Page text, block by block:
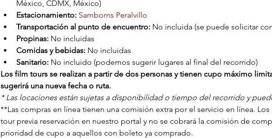
México, CDMX, México)
Estacionamiento: Samborns Peralvillo
Transportación al punto de encuentro: No incluida (se puede solicitar
Propinas: No incluidas
Comidas y bebidas: No incluidas
Sanitario: No incluido (podemos sugerir lugares al final del recorrido)
Los film tours se realizan a partir de dos personas y tienen cupo máximo
sugerirá una nueva fecha o ruta.
* Las locaciones están sujetas a disponibilidad o tiempo del recorrido y
**Las compras en línea tienen una comisión extra por el servicio en línea.
tour previa reservación en nuestro portal y no se cobrará la comisión de
prioridad de cupo a aquellos con boleto ya comprado.